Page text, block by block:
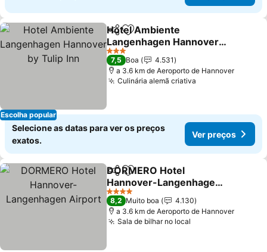
Escolha popular
PartilharAdicionar aos favoritos
Hotel Ambiente
Langenhagen Hannover
by Tulip Inn
3 Estrelas
7,5 Boa
4.531
a 3.6 km de Aeroporto de Hannover
Culinária alemã criativa
Selecione as datas para ver os preços
exatos.
Ver preços
PartilharAdicionar aos favoritos
DORMERO Hotel
Hannover-Langenhagen
Airport
4 Estrelas
8,2 Muito boa
4.130
a 3.6 km de Aeroporto de Hannover
Sala de bilhar no local